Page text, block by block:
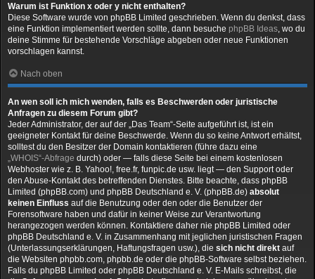
Warum ist Funktion x oder y nicht enthalten?
Diese Software wurde von phpBB Limited geschrieben. Wenn du denkst, dass
eine Funktion implementiert werden sollte, dann besuche phpBB Ideas, wo du
deine Stimme für bestehende Vorschläge abgeben oder neue Funktionen
vorschlagen kannst.
Nach oben
An wen soll ich mich wenden, falls es Beschwerden oder juristische
Anfragen zu diesem Forum gibt?
Jeder Administrator, der auf der „Das Team“-Seite aufgeführt ist, ist ein
geeigneter Kontakt für deine Beschwerde. Wenn du so keine Antwort erhältst,
solltest du den Besitzer der Domain kontaktieren (führe dazu eine
„WHOIS“-Abfrage durch) oder — falls diese Seite bei einem kostenlosen
Webhoster wie z. B. Yahoo!, free.fr, funpic.de usw. liegt — den Support oder
den Abuse-Kontakt des betreffenden Dienstes. Bitte beachte, dass phpBB
Limited (phpBB.com) und phpBB Deutschland e. V. (phpBB.de) absolut
keinen Einfluss auf die Benutzung oder den oder die Benutzer der
Forensoftware haben und dafür in keiner Weise zur Verantwortung
herangezogen werden können. Kontaktiere daher nie phpBB Limited oder
phpBB Deutschland e. V. in Zusammenhang mit jeglichen juristischen Fragen
(Unterlassungserklärungen, Haftungsfragen usw.), die sich nicht direkt auf
die Websiten phpbb.com, phpbb.de oder die phpBB-Software selbst beziehen.
Falls du phpBB Limited oder phpBB Deutschland e. V. E-Mails schreibst, die